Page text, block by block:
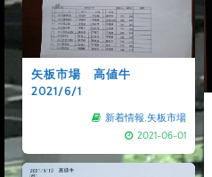
矢板市場 高値牛
2021/6/1
新着情報,矢板市場
2021-06-01